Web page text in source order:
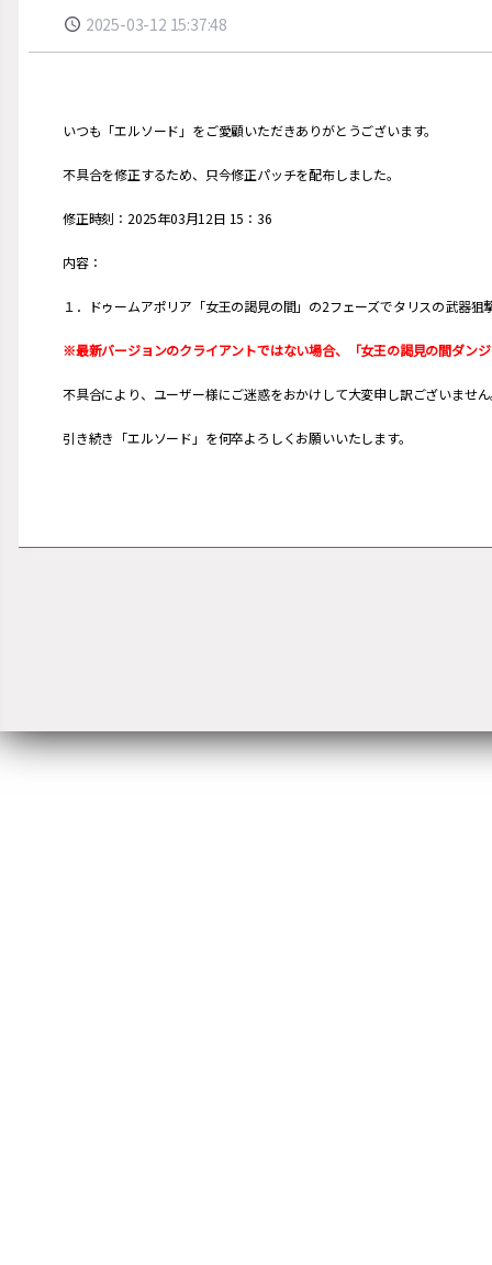
2025-03-12 15:37:48
いつも「エルソード」をご愛顧いただきありがとうございます。
不具合を修正するため、只今修正パッチを配布しました。
修正時刻：2025年03月12日 15：36
内容：
１．ドゥームアポリア「女王の謁見の間」の2フェーズでタリスの武器
※最新バージョンのクライアントではない場合、「女王の謁見の間ダン
不具合により、ユーザー様にご迷惑をおかけして大変申し訳ございませ
引き続き「エルソード」を何卒よろしくお願いいたします。